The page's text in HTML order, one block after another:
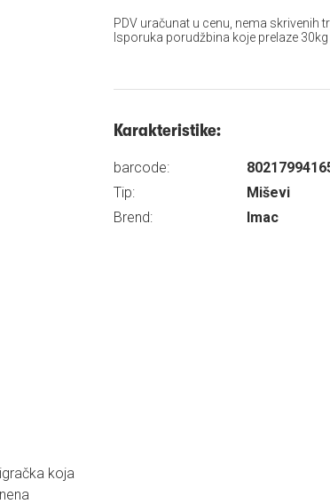
koja
PDV uračunat u cenu, nema skrivenih
Isporuka porudžbina koje prelaze
Karakteristike:
barcode:
Tip:
Miševi
Brend:
Imac